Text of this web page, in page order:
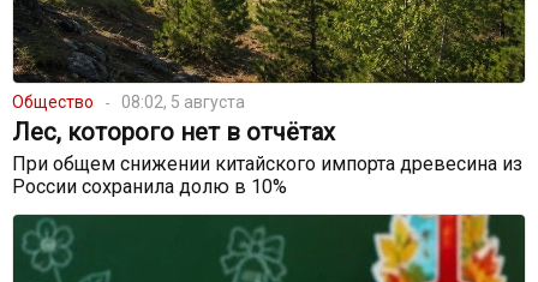
Общество 08:02, 5 августа
Лес, которого нет в отчётах
При общем снижении китайского импорта древесина из
России сохранила долю в 10%